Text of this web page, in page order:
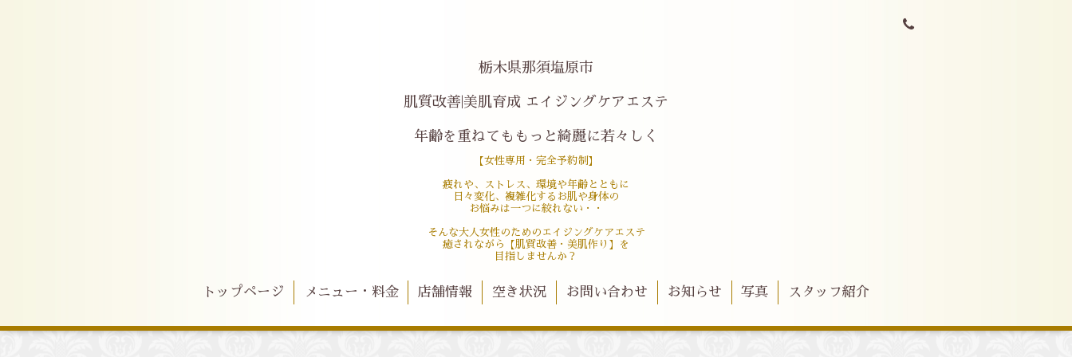
栃木県那須塩原市
肌質改善|美肌育成 エイジングケアエステ
年齢を重ねてももっと綺麗に若々しく
【女性専用・完全予約制】
疲れや、ストレス、環境や年齢とともに
日々変化、複雑化するお肌や身体の
お悩みは一つに絞れない・・
そんな大人女性のためのエイジングケアエステ
癒されながら【肌質改善・美肌作り】を
目指しませんか？
トップページ メニュー・料金 店舗情報 空き状況 お問い合わせ お知らせ 写真 スタッフ紹介